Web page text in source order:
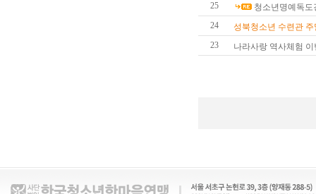
25
청소년명예독도
24
성북청소년 수련관
23
나라사랑 역사체험